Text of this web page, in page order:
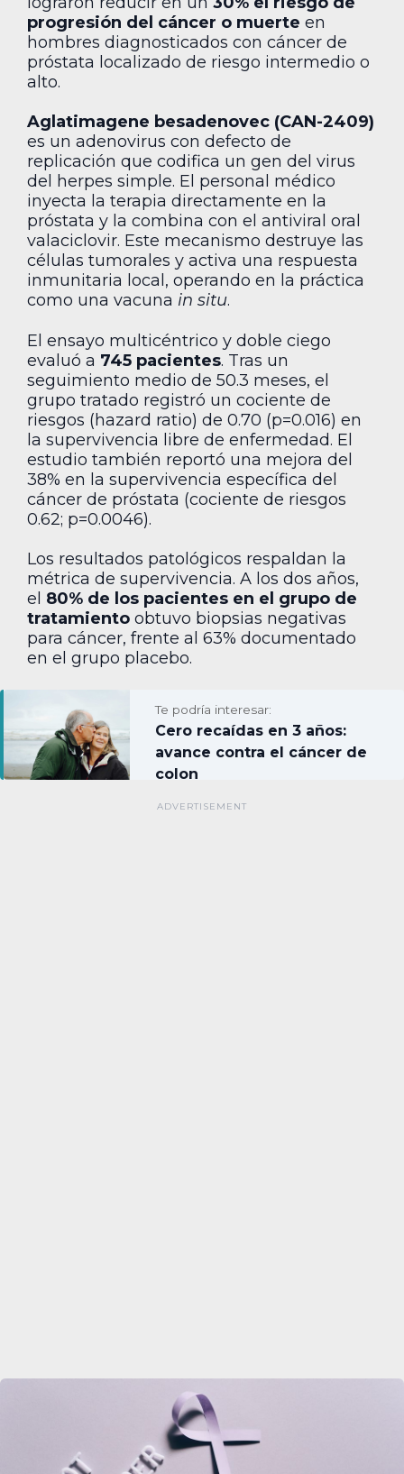
progresión del cáncer o muerte en
hombres diagnosticados con cáncer de
próstata localizado de riesgo intermedio o
alto.
Aglatimagene besadenovec (CAN-2409)
es un adenovirus con defecto de
replicación que codifica un gen del virus
del herpes simple. El personal médico
inyecta la terapia directamente en la
próstata y la combina con el antiviral oral
valaciclovir. Este mecanismo destruye las
células tumorales y activa una respuesta
inmunitaria local, operando en la práctica
como una vacuna in situ.
El ensayo multicéntrico y doble ciego
evaluó a 745 pacientes. Tras un
seguimiento medio de 50.3 meses, el
grupo tratado registró un cociente de
riesgos (hazard ratio) de 0.70 (p=0.016) en
la supervivencia libre de enfermedad. El
estudio también reportó una mejora del
38% en la supervivencia específica del
cáncer de próstata (cociente de riesgos
0.62; p=0.0046).
Los resultados patológicos respaldan la
métrica de supervivencia. A los dos años,
el 80% de los pacientes en el grupo de
tratamiento obtuvo biopsias negativas
para cáncer, frente al 63% documentado
en el grupo placebo.
Te podría interesar:
Cero recaídas en 3 años:
avance contra el cáncer de
colon